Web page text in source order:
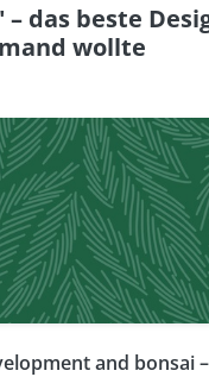
– das beste
wollte
and bonsai